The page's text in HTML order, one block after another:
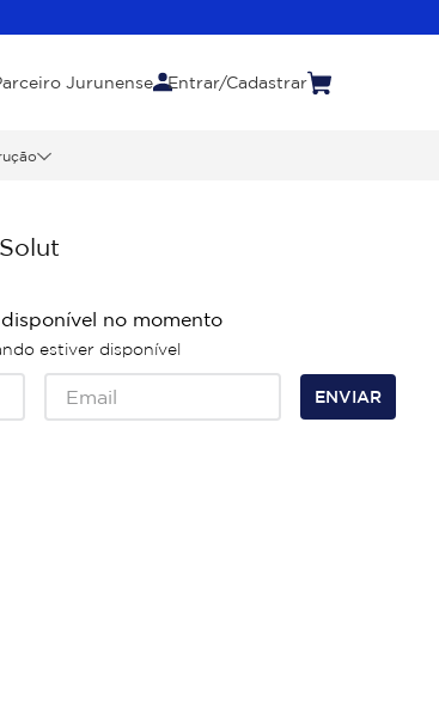
Jurunense Entrar/Cadastrar
no momento
estiver disponível
ENVIAR